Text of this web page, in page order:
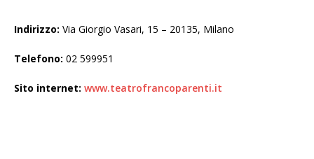
Indirizzo: Via Giorgio Vasari, 15 – 20135, Milano
Telefono: 02 599951
Sito internet: www.teatrofrancoparenti.it